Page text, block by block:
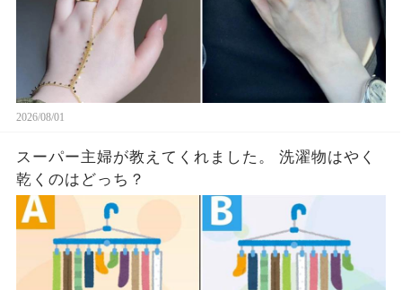
2026/08/01
スーパー主婦が教えてくれました。 洗濯物はやく
乾くのはどっち？